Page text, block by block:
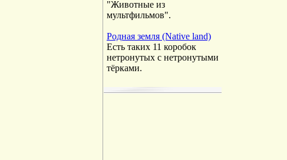
"Животные из
мультфильмов".
Родная земля (Native land)
Есть таких 11 коробок
нетронутых с нетронутыми
тёрками.